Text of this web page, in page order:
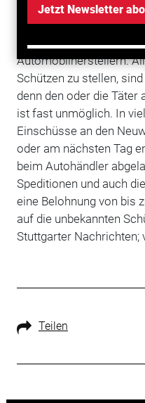
Jetzt Newsletter
Ausgabe 9/11). Dabei
keineswegs auf
sondern zielen auf
Automobilherstellern.
Schützen zu stellen,
denn den oder die Täter
ist fast unmöglich. In
Einschüsse an den
oder am nächsten Tag
beim Autohändler
Speditionen und auch
eine Belohnung von bis
auf die unbekannten
Stuttgarter Nachrichten;
Teilen